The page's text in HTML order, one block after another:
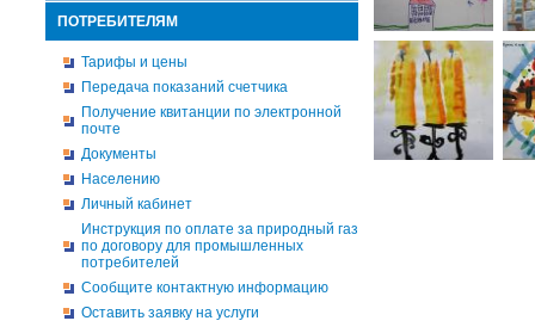
ПОТРЕБИТЕЛЯМ
Тарифы и цены
Передача показаний счетчика
Получение квитанции по электронной
почте
Документы
Населению
Личный кабинет
Инструкция по оплате за природный газ
по договору для промышленных
потребителей
Сообщите контактную информацию
Оставить заявку на услуги